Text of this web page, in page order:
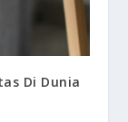
Di Dunia